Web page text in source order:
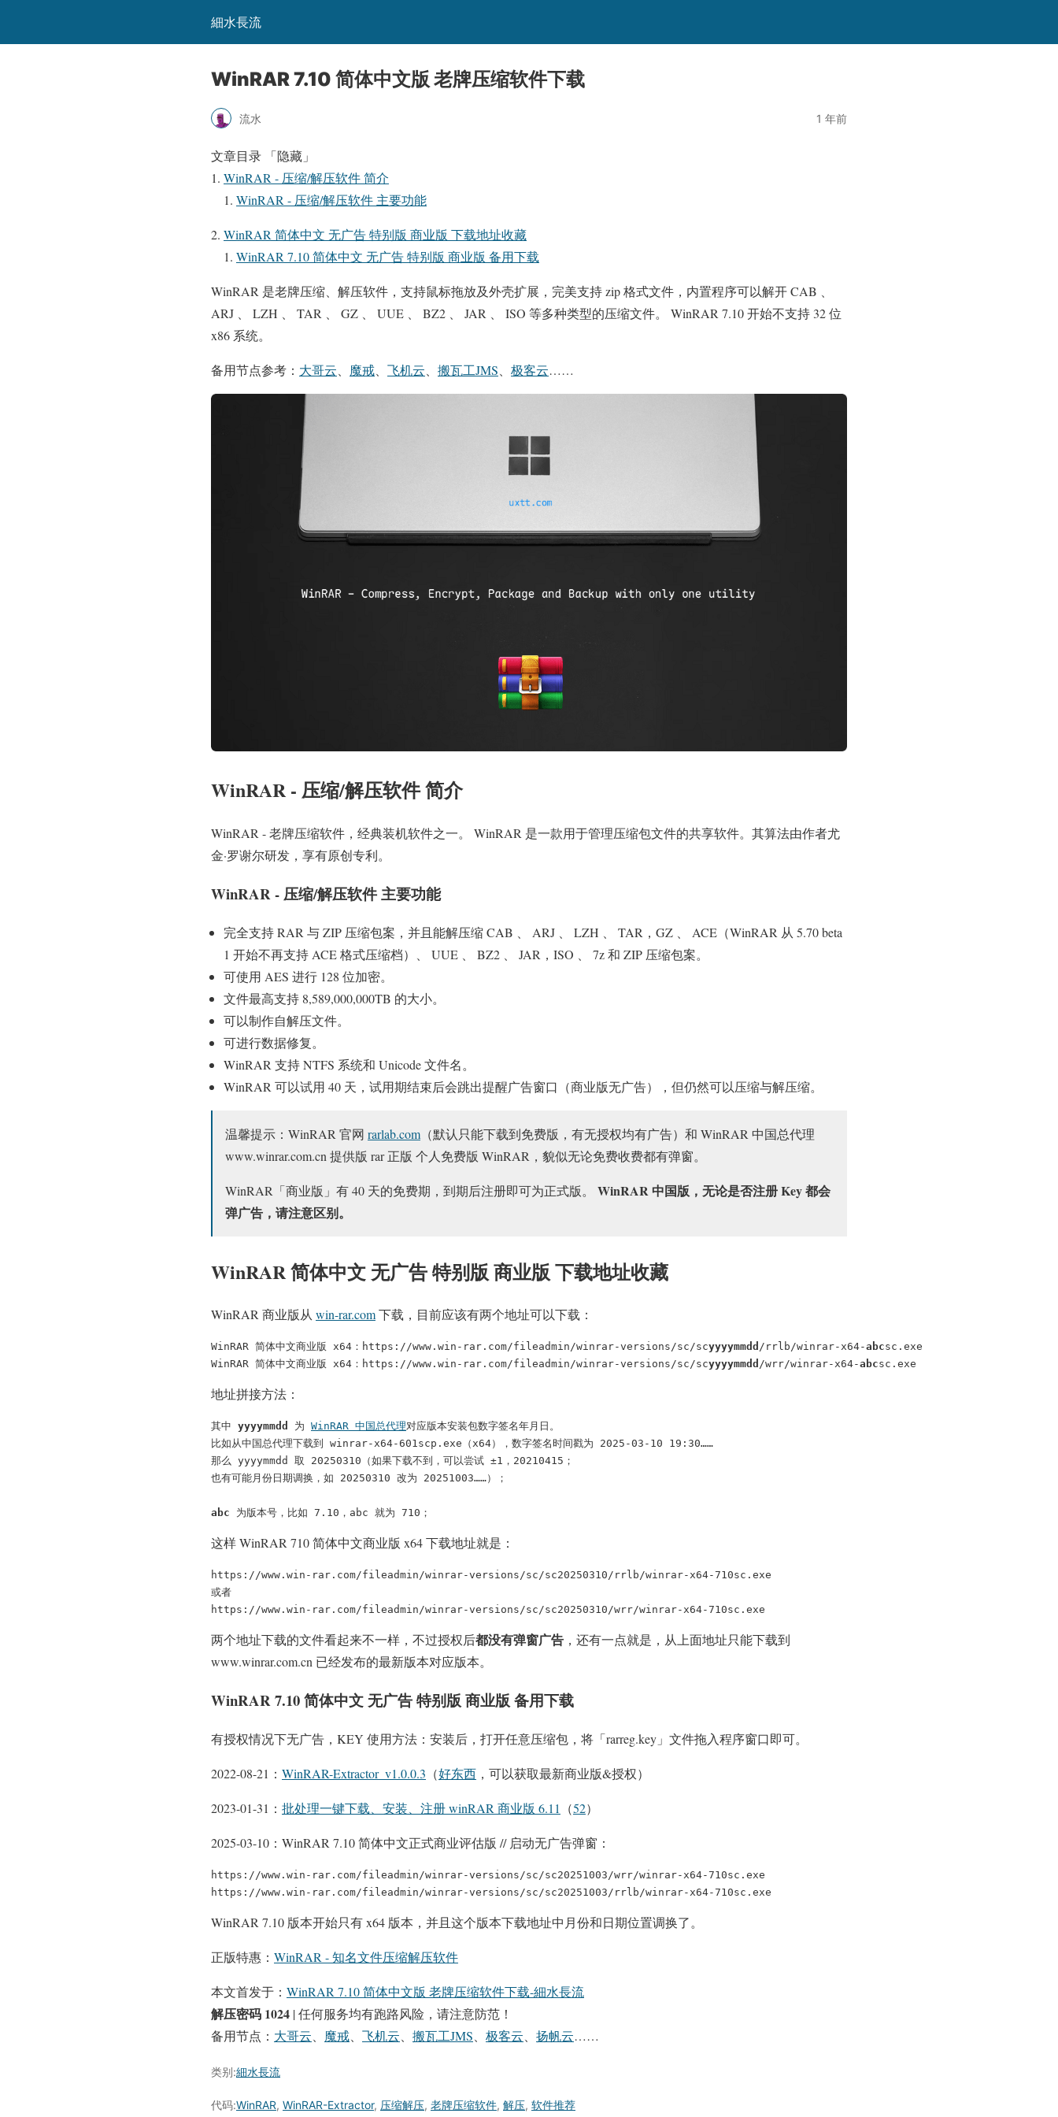
細水長流
WinRAR 7.10 简体中文版 老牌压缩软件下载
流水 1 年前
文章目录
「隐藏」
WinRAR - 压缩/解压软件 简介
WinRAR - 压缩/解压软件 主要功能
WinRAR 简体中文 无广告 特别版 商业版 下载地址收藏
WinRAR 7.10 简体中文 无广告 特别版 商业版 备用下载
WinRAR 是老牌压缩、解压软件，支持鼠标拖放及外壳扩展，完美支持 zip 格式文件，内置程序可以解开 CAB 、
ARJ 、 LZH 、 TAR 、 GZ 、 UUE 、 BZ2 、 JAR 、 ISO 等多种类型的压缩文件。 WinRAR 7.10 开始不支持 32 位
x86 系统。
备用节点参考： 大哥云 魔戒 飞机云 搬瓦工JMS 极客云……
WinRAR - 压缩/解压软件 简介
WinRAR - 老牌压缩软件，经典装机软件之一。 WinRAR 是一款用于管理压缩包文件的共享软件。其算法由作者尤
金·罗谢尔研发，享有原创专利。
WinRAR - 压缩/解压软件 主要功能
完全支持 RAR 与 ZIP 压缩包案，并且能解压缩 CAB 、 ARJ 、 LZH 、 TAR，GZ 、 ACE（WinRAR 从 5.70 beta
1 开始不再支持 ACE 格式压缩档）、 UUE 、 BZ2 、 JAR，ISO 、 7z 和 ZIP 压缩包案。
可使用 AES 进行 128 位加密。
文件最高支持 8,589,000,000TB 的大小。
可以制作自解压文件。
可进行数据修复。
WinRAR 支持 NTFS 系统和 Unicode 文件名。
WinRAR 可以试用 40 天，试用期结束后会跳出提醒广告窗口（商业版无广告），但仍然可以压缩与解压缩。
温馨提示：WinRAR 官网 rarlab.com （默认只能下载到免费版，有无授权均有广告）和 WinRAR 中国总代理
www.winrar.com.cn 提供版 rar 正版 个人免费版 WinRAR，貌似无论免费收费都有弹窗。
WinRAR「商业版」有 40 天的免费期，到期后注册即可为正式版。 WinRAR 中国版，无论是否注册 Key 都会
弹广告，请注意区别。
WinRAR 简体中文 无广告 特别版 商业版 下载地址收藏
WinRAR 商业版从 win-rar.com下载，目前应该有两个地址可以下载：
WinRAR 简体中文商业版 x64：https://www.win-rar.com/fileadmin/winrar-versions/sc/scyyyymmdd /rrlb/winrar-x64-abcsc.exe
WinRAR 简体中文商业版 x64：https://www.win-rar.com/fileadmin/winrar-versions/sc/scyyyymmdd /wrr/winrar-x64-abcsc.exe
地址拼接方法：
其中 yyyymmdd 为 WinRAR 中国总代理对应版本安装包数字签名年月日。
比如从中国总代理下载到 winrar-x64-601scp.exe（x64），数字签名时间戳为 2025-03-10 19:30……
那么 yyyymmdd 取 20250310（如果下载不到，可以尝试 ±1，20210415；
也有可能月份日期调换，如 20250310 改为 20251003……）；
abc 为版本号，比如 7.10，abc 就为 710；
这样 WinRAR 710 简体中文商业版 x64 下载地址就是：
https://www.win-rar.com/fileadmin/winrar-versions/sc/sc20250310/rrlb/winrar-x64-710sc.exe
或者
https://www.win-rar.com/fileadmin/winrar-versions/sc/sc20250310/wrr/winrar-x64-710sc.exe
两个地址下载的文件看起来不一样，不过授权后都没有弹窗广告 ，还有一点就是，从上面地址只能下载到
www.winrar.com.cn 已经发布的最新版本对应版本。
WinRAR 7.10 简体中文 无广告 特别版 商业版 备用下载
有授权情况下无广告，KEY 使用方法：安装后，打开任意压缩包，将「rarreg.key」文件拖入程序窗口即可。
2022-08-21： WinRAR-Extractor_v1.0.0.3 （好东西 ，可以获取最新商业版&授权）
2023-01-31： 批处理一键下载、安装、注册 winRAR 商业版 6.11 （52）
2025-03-10：WinRAR 7.10 简体中文正式商业评估版 // 启动无广告弹窗：
https://www.win-rar.com/fileadmin/winrar-versions/sc/sc20251003/wrr/winrar-x64-710sc.exe
https://www.win-rar.com/fileadmin/winrar-versions/sc/sc20251003/rrlb/winrar-x64-710sc.exe
WinRAR 7.10 版本开始只有 x64 版本，并且这个版本下载地址中月份和日期位置调换了。
正版特惠： WinRAR - 知名文件压缩解压软件
本文首发于： WinRAR 7.10 简体中文版 老牌压缩软件下载-細水長流
解压密码 1024 |任何服务均有跑路风险，请注意防范！
备用节点： 大哥云 魔戒 飞机云 搬瓦工JMS 极客云 扬帆云……
类别:細水長流
代码:WinRAR, WinRAR-Extractor, 压缩解压, 老牌压缩软件, 解压, 软件推荐